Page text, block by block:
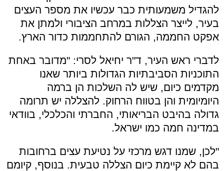
להגדיל משמעותית כבר עכשיו את מספר העצים
בעיר, לייצר הצללות במרחב הציבורי ולמתן את
אפקט החממה, הגורם להתחממות כדור הארץ.
לדברי ראש העיר, ד"ר יחיאל לסרי: "מדובר באחת
התוכניות הסביבתיות הגדולות ביותר שאנו
מקדמים כיום, שיש לה השלכות הן ברמה
היומיומית והן בטווח הרחוק. להצללה יש תרומה
גדולה בהיבט הבריאותי, החברתי והכלכלי, בוודאי
במדינה חמה כמו ישראל.
"לכן, שמנו דגש מרכזי על נטיעת עצים ברחובות
בהם לא קיימת כיום הצללה טבעית. בנוסף, קיומם